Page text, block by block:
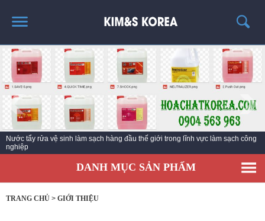
TRANG CHỦ
THÔNG TIN SẢN PHẨM
TIN TỨC
LIÊN HỆ
EC KY NƯỚC TẨY RỬA CÔNG NGHIỆP ECO ONE
Nước tẩy rửa vệ sinh làm sạch hàng đầu thế giới trong lĩnh vực làm sạch công
nghiệp
DANH MỤC SẢN PHẨM
TRANG CHỦ > GIỚI THIỆU